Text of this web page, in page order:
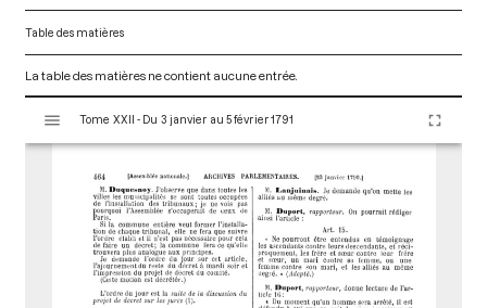
Table des matières
La table des matières ne contient aucune entrée.
s
Tome XXII - Du 3 janvier au 5 février 1791